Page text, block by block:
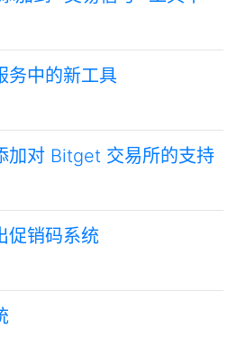
中的新工具
加对 Bitget 交易所的支持
促销码系统